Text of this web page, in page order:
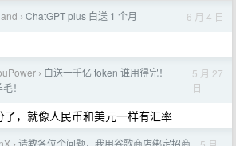
› ChatGPT plus 白送 1 个月 6 月 4 日
› 白送一千亿 token 谁用得完！
！
5 月 27
日
，就像人民币和美元一样有汇率
请教各位个问题，我用谷歌商店绑定招商